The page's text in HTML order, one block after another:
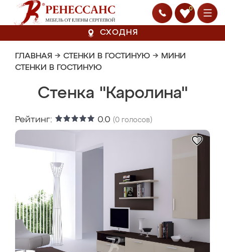
0
СХОДНЯ
ГЛАВНАЯ → СТЕНКИ В ГОСТИНУЮ → МИНИ
СТЕНКИ В ГОСТИНУЮ
Стенка "Каролина"
Рейтинг: 0.0 (0 голосов)